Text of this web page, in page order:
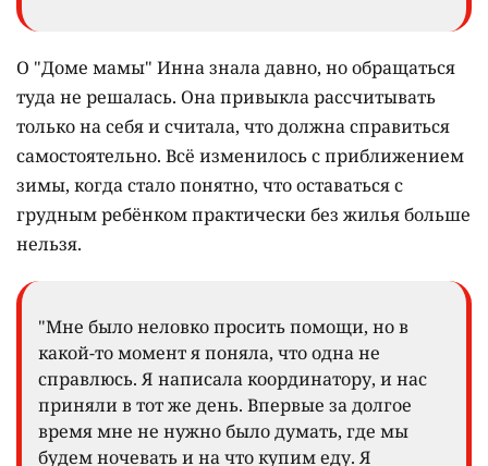
О "Доме мамы" Инна знала давно, но обращаться
туда не решалась. Она привыкла рассчитывать
только на себя и считала, что должна справиться
самостоятельно. Всё изменилось с приближением
зимы, когда стало понятно, что оставаться с
грудным ребёнком практически без жилья больше
нельзя.
"Мне было неловко просить помощи, но в
какой-то момент я поняла, что одна не
справлюсь. Я написала координатору, и нас
приняли в тот же день. Впервые за долгое
время мне не нужно было думать, где мы
будем ночевать и на что купим еду. Я